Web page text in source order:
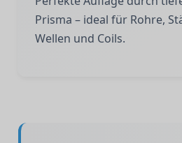
Prisma – ideal für Rohre,
Wellen und Coils.